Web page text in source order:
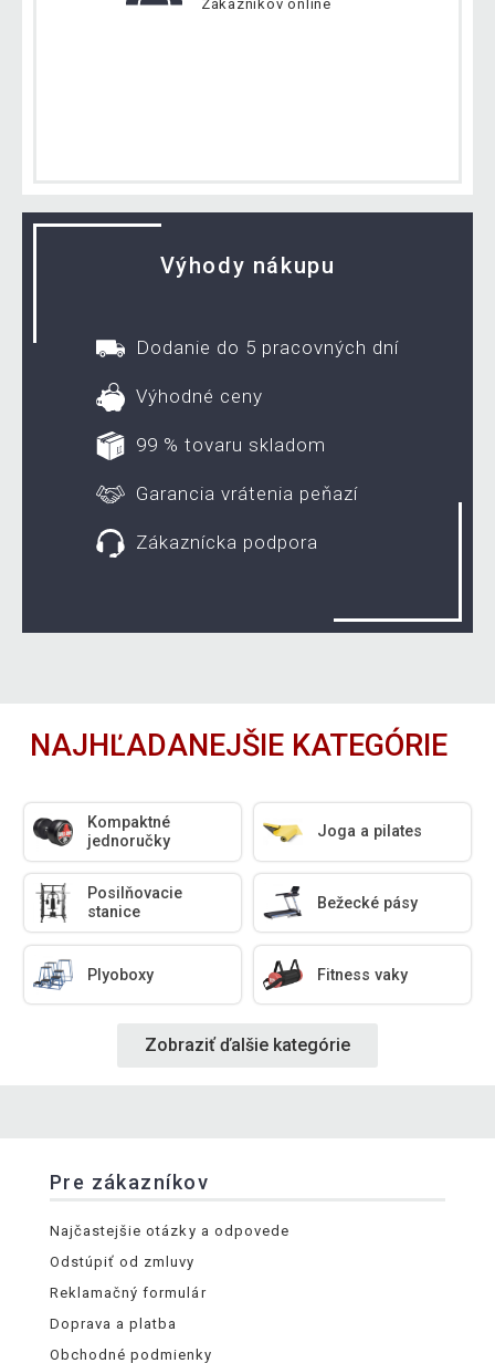
Zákazníkov online
Výhody nákupu
Dodanie do 5 pracovných dní
Výhodné ceny
99 % tovaru skladom
Garancia vrátenia peňazí
Zákaznícka podpora
NAJHĽADANEJŠIE KATEGÓRIE
Kompaktné
jednoručky
Joga a pilates
Posilňovacie
stanice
Bežecké pásy
Plyoboxy Fitness vaky
Zobraziť ďalšie kategórie
Pre zákazníkov
Najčastejšie otázky a odpovede
Odstúpiť od zmluvy
Reklamačný formulár
Doprava a platba
Obchodné podmienky